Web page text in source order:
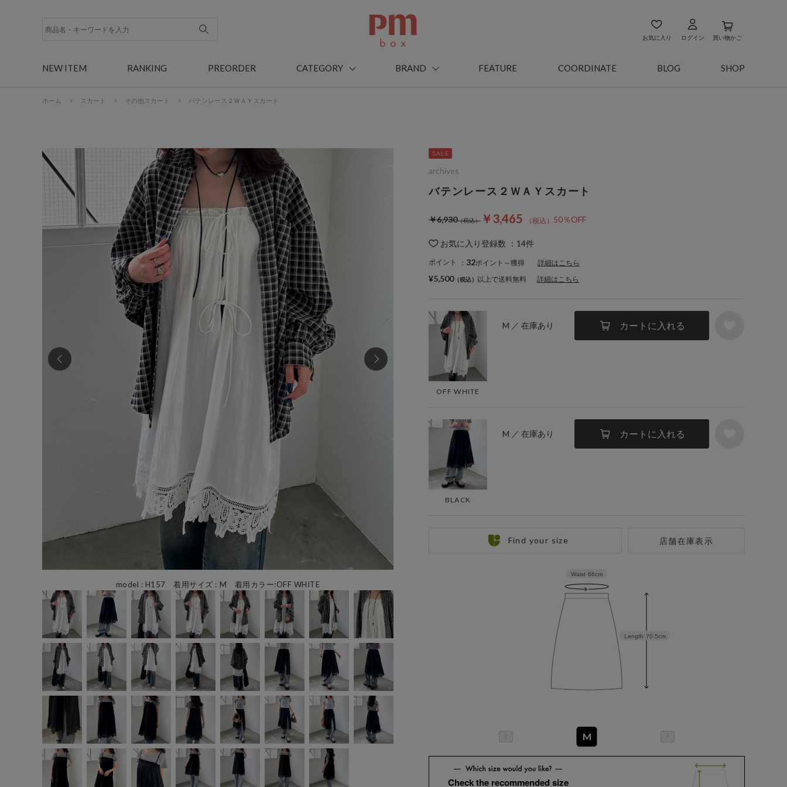
お気に入り ログイン 買い物かご
NEW ITEM RANKING PREORDER CATEGORY BRAND FEATURE COORDINATE BLOG SHOP
ホーム > スカート > その他スカート > バテンレース２ＷＡＹスカート
model : H157 着用サイズ : M 着用カラー:OFF WHITE
バテンレース２ＷＡＹスカート
￥3,465 50％OFF
￥6,930
お気に入り登録数 ： 14件
ポイント ： 32ポイント～獲得 詳細はこちら
OFF WHITE
M ／ 在庫あり カートに入れる
BLACK
M ／ 在庫あり カートに入れる
店舗在庫表示
archives
¥5,500 以上で送料無料 詳細はこちら
Find your size
Length 70.5cm
Waist 66cm
M
Check the recommended size